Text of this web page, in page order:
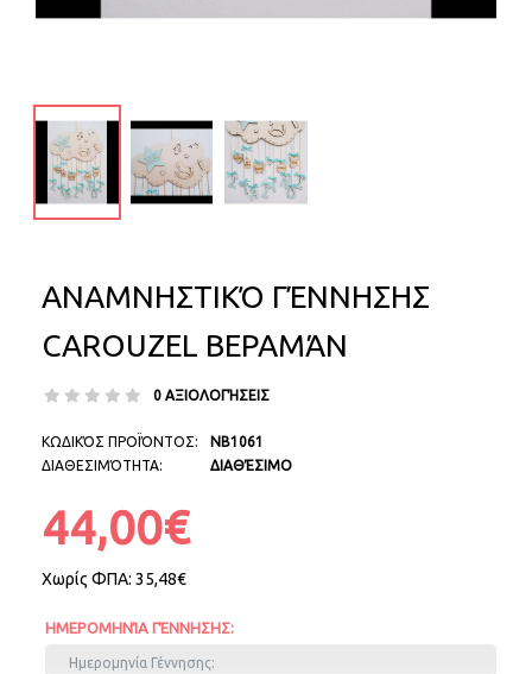
ΑΝΑΜΝΗΣΤΙΚΌ ΓΈΝΝΗΣΗΣ
CAROUZEL ΒΕΡΑΜΆΝ
0 ΑΞΙΟΛΟΓΉΣΕΙΣ
ΚΩΔΙΚΌΣ ΠΡΟΪΌΝΤΟΣ:
ΔΙΑΘΕΣΙΜΌΤΗΤΑ:
NB1061
ΔΙΑΘΈΣΙΜΟ
44,00€
Χωρίς ΦΠΑ: 35,48€
ΗΜΕΡΟΜΗΝΊΑ ΓΈΝΝΗΣΗΣ: